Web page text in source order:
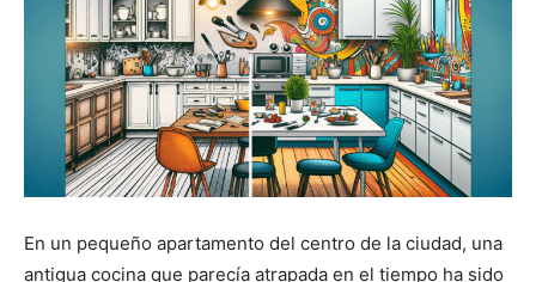
En un pequeño apartamento del centro de la ciudad, una
antigua cocina que parecía atrapada en el tiempo ha sido